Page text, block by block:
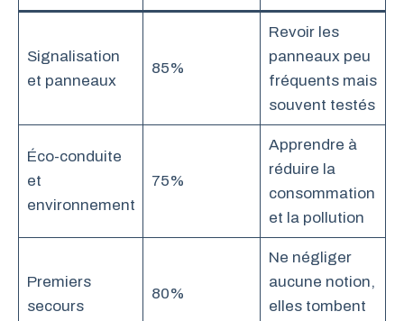
Signalisation
et panneaux
85%
Revoir les
panneaux peu
fréquents mais
souvent testés
Éco-conduite
et
environnement
75%
Apprendre à
réduire la
consommation
et la pollution
Premiers
secours
80%
Ne négliger
aucune notion,
elles tombent